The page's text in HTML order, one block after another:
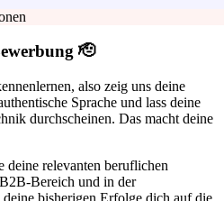
🫡
also zeig uns deine
Sprache und lass deine
durchscheinen. Das macht deine
deine relevanten beruflichen
Bereich und in der